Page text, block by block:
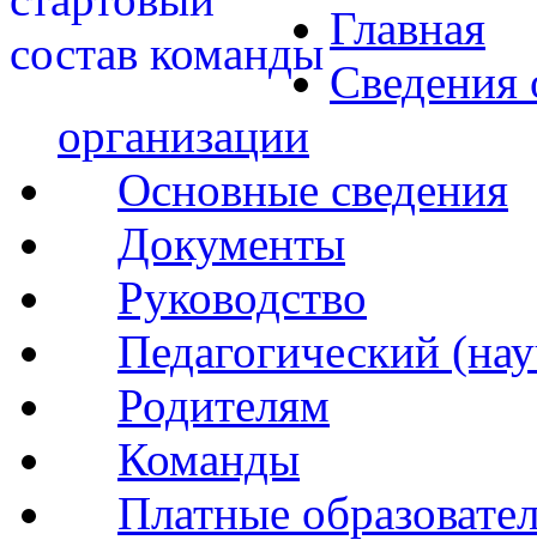
Главная
Сведения
организации
Основные сведения
Документы
Руководство
Педагогический
Родителям
Команды
Платные